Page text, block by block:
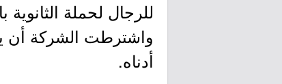
للرجال لحملة
واشترطت الشركة أن
أدناه.